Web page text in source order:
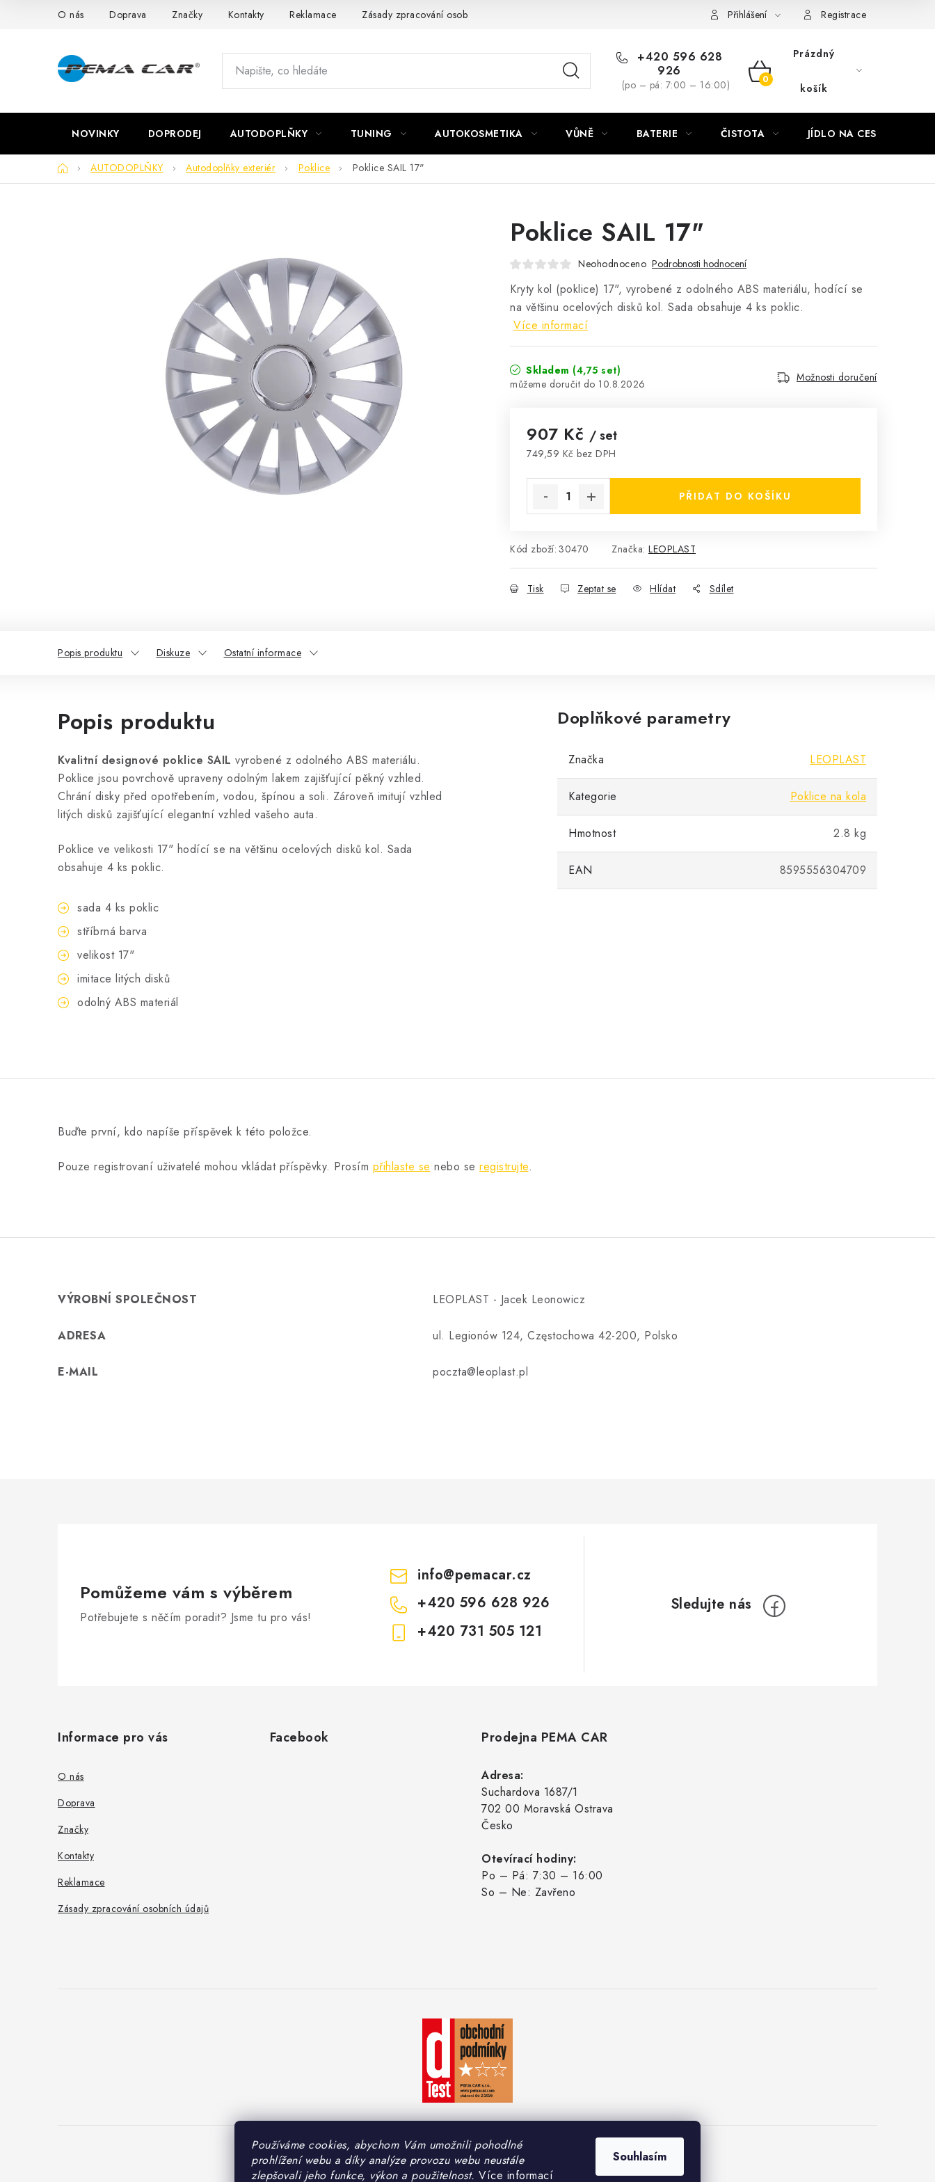
Používáme cookies, abychom Vám umožnili pohodlné
prohlížení webu a díky analýze provozu webu neustále
zlepšovali jeho funkce, výkon a použitelnost. Více informací
Souhlasím
O nás Doprava Značky Kontakty Reklamace Zásady zpracování osobních údajů Přihlášení Registrace
+420 596 628
926
(po – pá: 7:00 – 16:00)
NÁKUPNÍ
Prázdný
košík
NOVINKY DOPRODEJ AUTODOPLŇKY TUNING AUTOKOSMETIKA VŮNĚ BATERIE ČISTOTA JÍDLO NA CESTU
DomůAUTODOPLŇKY Autodoplňky exteriér Poklice Poklice SAIL 17"
Poklice SAIL 17"
Neohodnoceno Podrobnosti hodnocení
Kryty kol (poklice) 17", vyrobené z odolného ABS materiálu, hodící se
na většinu ocelových disků kol. Sada obsahuje 4 ks poklic.
Více informací
Skladem (4,75 set)
10.8.2026
Možnosti doručení
907 Kč / set
749,59 Kč bez DPH
PŘIDAT DO KOŠÍKU
Kód zboží: 30470 Značka: LEOPLAST
Tisk Zeptat se Hlídat Sdílet
Popis produktu Diskuze Ostatní informace
Popis produktu
Kvalitní designové poklice SAIL vyrobené z odolného ABS materiálu.
Poklice jsou povrchově upraveny odolným lakem zajišťující pěkný vzhled.
Chrání disky před opotřebením, vodou, špínou a soli. Zároveň imitují vzhled
litých disků zajišťující elegantní vzhled vašeho auta.
Poklice ve velikosti 17" hodící se na většinu ocelových disků kol. Sada
obsahuje 4 ks poklic.
sada 4 ks poklic
stříbrná barva
velikost 17"
imitace litých disků
odolný ABS materiál
Doplňkové parametry
Značka LEOPLAST
Kategorie Poklice na kola
Hmotnost 2.8 kg
EAN 8595556304709
Buďte první, kdo napíše příspěvek k této položce.
Pouze registrovaní uživatelé mohou vkládat příspěvky. Prosím přihlaste se nebo se registrujte.
VÝROBNÍ SPOLEČNOST LEOPLAST - Jacek Leonowicz
ADRESA ul. Legionów 124, Częstochowa 42-200, Polsko
E-MAIL poczta@leoplast.pl
Pomůžeme vám s výběrem
Potřebujete s něčím poradit? Jsme tu pro vás!
info@pemacar.cz
+420 596 628 926
+420 731 505 121
Informace pro vás
O nás
Doprava
Značky
Kontakty
Reklamace
Zásady zpracování osobních údajů
Facebook Prodejna PEMA CAR
Adresa:
Suchardova 1687/1
702 00 Moravská Ostrava
Česko
Otevírací hodiny:
Po – Pá: 7:30 – 16:00
So – Ne: Zavřeno
Vytvořil Shoptet
Copyright 2026PEMA CAR s.r.o.. Všechna práva vyhrazena. Upravit nastavení cookies